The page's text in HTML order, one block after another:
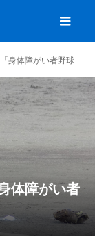
障がい者野球」とは？
体障がい者